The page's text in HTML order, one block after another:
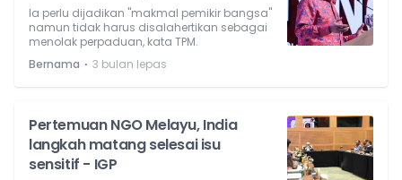
Ia perlu dijadikan "makmal pemikir bangsa"
namun tidak harus disalahertikan sebagai
menolak perpaduan, kata TPM.
Bernama ⋅ 3 bulan lepas
Pertemuan NGO Melayu, India
langkah matang selesai isu
sensitif - IGP